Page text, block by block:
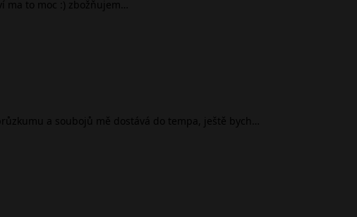
to moc :) zbožňujem…
a soubojů mě dostává do tempa, ještě bych…